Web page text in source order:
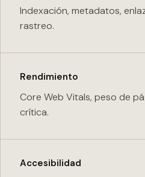
Indexación, metadatos,
rastreo.
Rendimiento
Core Web Vitals, peso de
crítica.
Accesibilidad